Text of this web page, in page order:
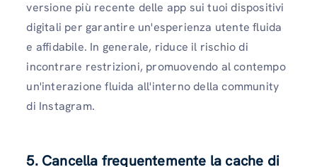
versione più recente delle app sui tuoi dispositivi
digitali per garantire un'esperienza utente fluida
e affidabile. In generale, riduce il rischio di
incontrare restrizioni, promuovendo al contempo
un'interazione fluida all'interno della community
di Instagram.
5. Cancella frequentemente la cache di